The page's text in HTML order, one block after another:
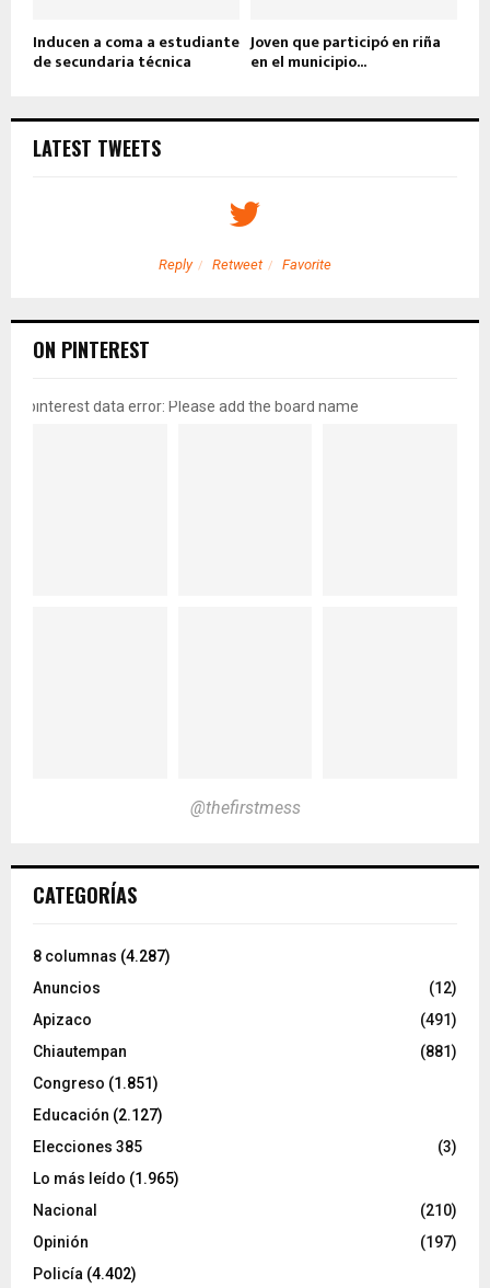
Inducen a coma a estudiante
de secundaria técnica
Joven que participó en riña
en el municipio...
LATEST TWEETS
Reply Retweet Favorite
ON PINTEREST
pinterest data error: Please add the board name
@thefirstmess
CATEGORÍAS
8 columnas (4.287)
Anuncios
(12)
Apizaco
(491)
Chiautempan
(881)
Congreso (1.851)
Educación (2.127)
Elecciones 385
(3)
Lo más leído (1.965)
Nacional
(210)
Opinión
(197)
Policía (4.402)